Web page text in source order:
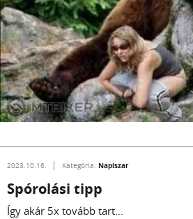
2023.10.16. Kategória: Napiszar
Spórolási tipp
Így akár 5x tovább tart...